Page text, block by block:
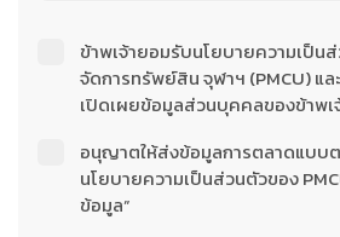
ข้าพเจ้ายอมรับนโยบายความเป็น
จัดการทรัพย์สิน จุฬาฯ (PMCU) แล
เปิดเผยข้อมูลส่วนบุคคลของข้าพเ
อนุญาตให้ส่งข้อมูลการตลาดแบบต
นโยบายความเป็นส่วนตัวของ
ข้อมูล”